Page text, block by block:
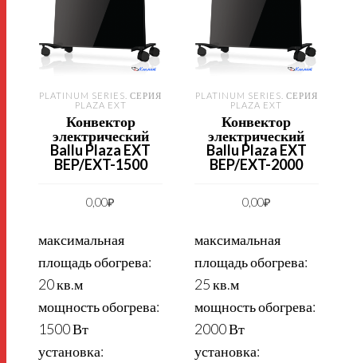
PLATINUM SERIES. СЕРИЯ
PLAZA EXT
Конвектор
электрический
Ballu Plaza EXT
BEP/EXT-1500
0,00₽
максимальная
площадь обогрева:
20 кв.м
мощность обогрева:
1500 Вт
установка:
PLATINUM SERIES. СЕРИЯ
PLAZA EXT
Конвектор
электрический
Ballu Plaza EXT
BEP/EXT-2000
0,00₽
максимальная
площадь обогрева:
25 кв.м
мощность обогрева:
2000 Вт
установка: